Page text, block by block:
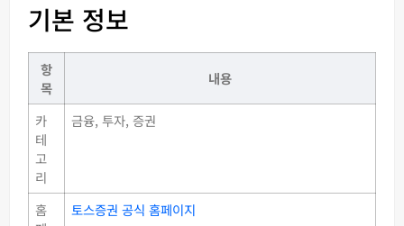
기본 정보
항
목
내용
카
테
고
리
금융, 투자, 증권
홈
토스증권 공식 홈페이지